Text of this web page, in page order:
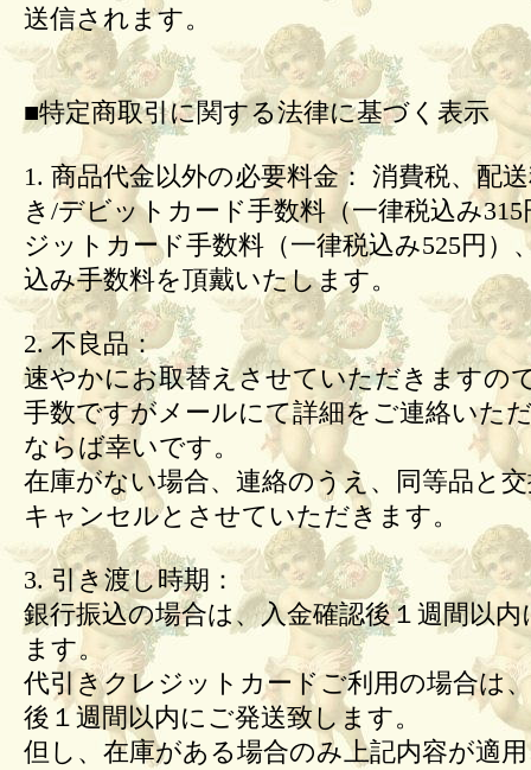
送信されます。
■特定商取引に関する法律に基づく表示
1. 商品代金以外の必要料金： 消費税、配
き/デビットカード手数料（一律税込み
ジットカード手数料（一律税込み525円）
込み手数料を頂戴いたします。
2. 不良品：
速やかにお取替えさせていただきますの
手数ですがメールにて詳細をご連絡いた
ならば幸いです。
在庫がない場合、連絡のうえ、同等品と
キャンセルとさせていただきます。
3. 引き渡し時期：
銀行振込の場合は、入金確認後１週間以内
ます。
代引きクレジットカードご利用の場合は
後１週間以内にご発送致します。
但し、在庫がある場合のみ上記内容が適